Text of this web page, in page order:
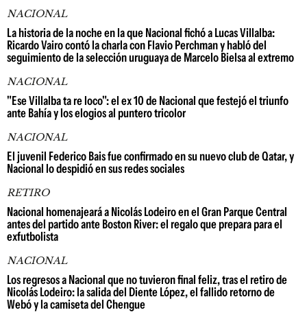
NACIONAL
La historia de la noche en la que Nacional fichó a Lucas Villalba:
Ricardo Vairo contó la charla con Flavio Perchman y habló del
seguimiento de la selección uruguaya de Marcelo Bielsa al extremo
NACIONAL
"Ese Villalba ta re loco": el ex 10 de Nacional que festejó el triunfo
ante Bahía y los elogios al puntero tricolor
NACIONAL
El juvenil Federico Bais fue confirmado en su nuevo club de Qatar, y
Nacional lo despidió en sus redes sociales
RETIRO
Nacional homenajeará a Nicolás Lodeiro en el Gran Parque Central
antes del partido ante Boston River: el regalo que prepara para el
exfutbolista
NACIONAL
Los regresos a Nacional que no tuvieron final feliz, tras el retiro de
Nicolás Lodeiro: la salida del Diente López, el fallido retorno de
Webó y la camiseta del Chengue